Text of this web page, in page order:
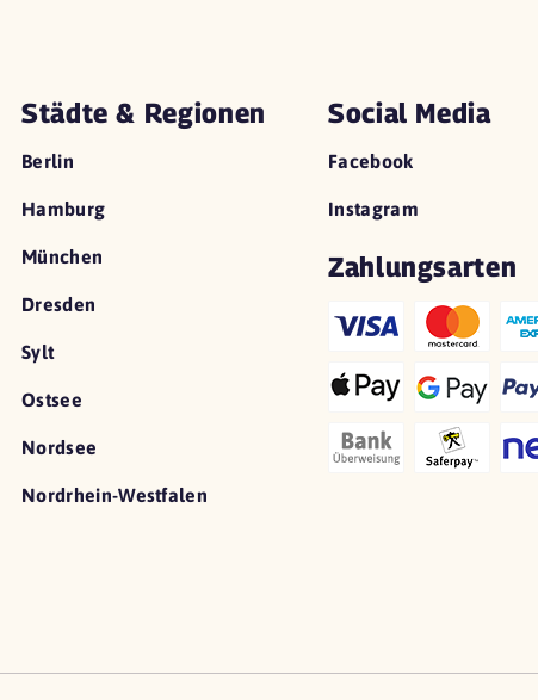
Städte & Regionen
Berlin
Hamburg
München
Dresden
Sylt
Ostsee
Nordsee
Nordrhein-Westfalen
Social Media
Facebook
Instagram
Zahlungsarten